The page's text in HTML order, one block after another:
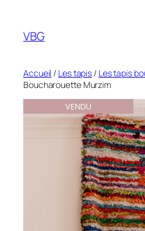
contenu
VBG
Accueil / Les tapis / Les tapis
Boucharouette Murzim
VENDU